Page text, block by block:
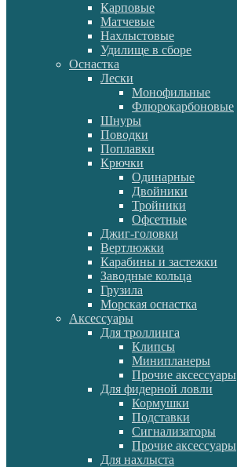
Карповые
Матчевые
Нахлыстовые
Удилище в сборе
Оснастка
Лески
Монофильные
Флюрокарбоновые
Шнуры
Поводки
Поплавки
Крючки
Одинарные
Двойники
Тройники
Офсетные
Джиг-головки
Вертлюжки
Карабины и застежки
Заводные кольца
Грузила
Морская оснастка
Аксессуары
Для троллинга
Клипсы
Минипланеры
Прочие аксессуары
Для фидерной ловли
Кормушки
Подставки
Сигнализаторы
Прочие аксессуары
Для нахлыста